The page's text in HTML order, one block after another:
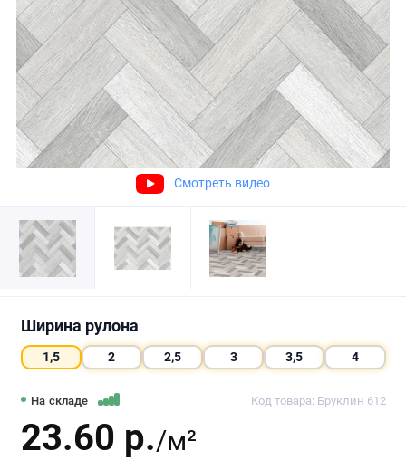
Смотреть видео
На складе Код товара: Бруклин 612
23.60 р./м²
Ширина рулона
1,5 2 2,5 3 3,5 4